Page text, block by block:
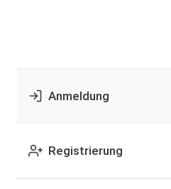
Anmeldung
Registrierung